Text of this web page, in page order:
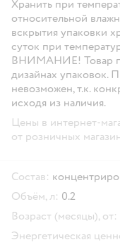
Хранить при
относительной
вскрытия упаковки
суток при
ВНИМАНИЕ! Товар
дизайнах упаковок.
невозможен, т.к.
исходя из наличия.
Цены в интернет-
от розничных
Состав:
Объём, л: 0.2
Возраст (месяцы), от:
Энергетическая